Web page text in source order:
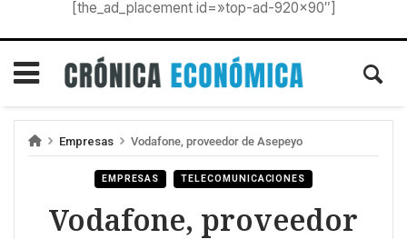
[the_ad_placement id=»top-ad-920×90″]
Empresas Vodafone, proveedor de Asepeyo
EMPRESAS TELECOMUNICACIONES
Vodafone, proveedor